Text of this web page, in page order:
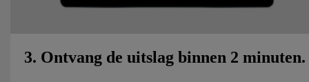
3. Ontvang de uitslag binnen 2 minuten.